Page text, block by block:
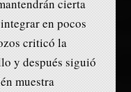
cierta
en pocos
criticó la
y después siguió
muestra